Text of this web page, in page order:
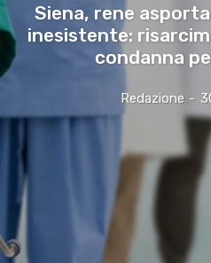
Siena, rene
inesistente:
condanna
Redazione -